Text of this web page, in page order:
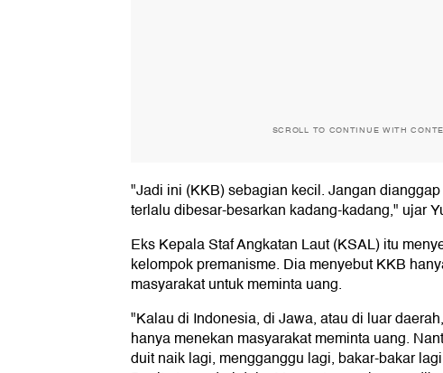
SCROLL TO CONTINUE WITH
"Jadi ini (KKB) sebagian kecil. Jangan
terlalu dibesar-besarkan kadang-kadang," ujar
Eks Kepala Staf Angkatan Laut (KSAL) itu
kelompok premanisme. Dia menyebut KKB
masyarakat untuk meminta uang.
"Kalau di Indonesia, di Jawa, atau di luar
hanya menekan masyarakat meminta uang.
duit naik lagi, mengganggu lagi, bakar-bakar